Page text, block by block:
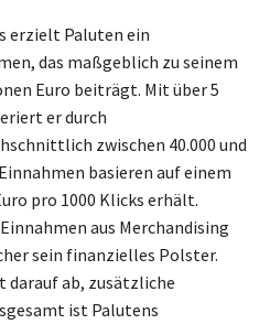
erzielt Paluten ein
das maßgeblich zu seinem
Euro beiträgt. Mit über 5
er durch
zwischen 40.000 und
basieren auf einem
pro 1000 Klicks erhält.
aus Merchandising
sein finanzielles Polster.
darauf ab, zusätzliche
ist Palutens